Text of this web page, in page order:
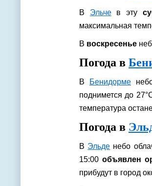
В Эльчев эту
максимальная
В воскресенье
Погода в
В Бенидорме
поднимется до
температура
Погода в
В Эльде небо
15:00 объявлен
прибудут в город